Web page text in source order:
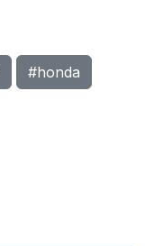
#honda